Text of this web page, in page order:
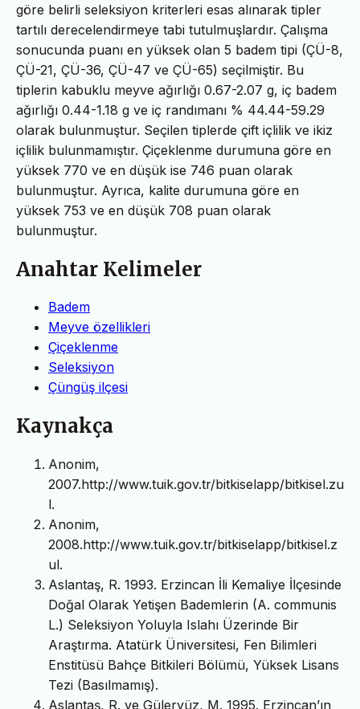
göre belirli seleksiyon kriterleri esas alınarak tipler
tartılı derecelendirmeye tabi tutulmuşlardır. Çalışma
sonucunda puanı en yüksek olan 5 badem tipi (ÇÜ-8,
ÇÜ-21, ÇÜ-36, ÇÜ-47 ve ÇÜ-65) seçilmiştir. Bu
tiplerin kabuklu meyve ağırlığı 0.67-2.07 g, iç badem
ağırlığı 0.44-1.18 g ve iç randımanı % 44.44-59.29
olarak bulunmuştur. Seçilen tiplerde çift içlilik ve ikiz
içlilik bulunmamıştır. Çiçeklenme durumuna göre en
yüksek 770 ve en düşük ise 746 puan olarak
bulunmuştur. Ayrıca, kalite durumuna göre en
yüksek 753 ve en düşük 708 puan olarak
bulunmuştur.
Anahtar Kelimeler
Badem
Meyve özellikleri
Çiçeklenme
Seleksiyon
Çüngüş ilçesi
Kaynakça
Anonim,
2007.http://www.tuik.gov.tr/bitkiselapp/bitkisel.zu
l.
Anonim,
2008.http://www.tuik.gov.tr/bitkiselapp/bitkisel.z
ul.
Aslantaş, R. 1993. Erzincan İli Kemaliye İlçesinde
Doğal Olarak Yetişen Bademlerin (A. communis
L.) Seleksiyon Yoluyla Islahı Üzerinde Bir
Araştırma. Atatürk Üniversitesi, Fen Bilimleri
Enstitüsü Bahçe Bitkileri Bölümü, Yüksek Lisans
Tezi (Basılmamış).
Aslantaş, R. ve Güleryüz, M. 1995. Erzincan’ın